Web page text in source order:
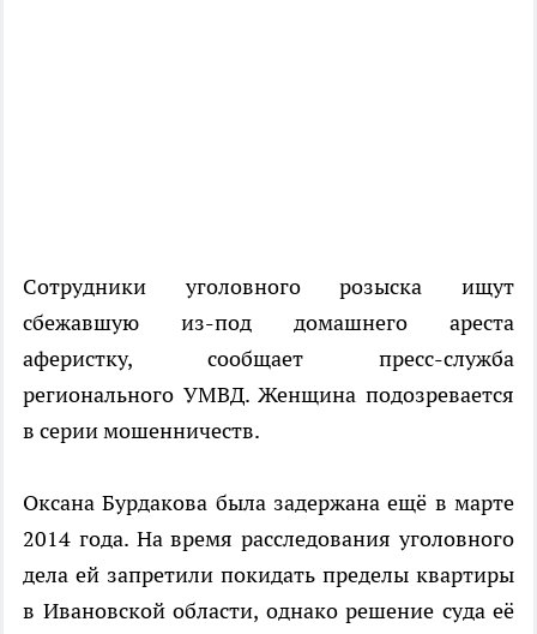
Сотрудники уголовного розыска ищут
сбежавшую из-под домашнего ареста
аферистку, сообщает пресс-служба
регионального УМВД. Женщина подозревается
в серии мошенничеств.
Оксана Бурдакова была задержана ещё в марте
2014 года. На время расследования уголовного
дела ей запретили покидать пределы квартиры
в Ивановской области, однако решение суда её